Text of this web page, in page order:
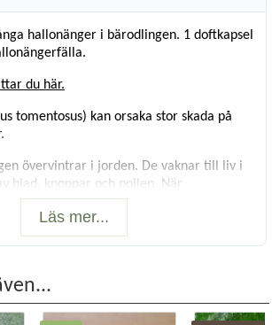
hallonänger i bärodlingen. 1 doftkapsel
du här.
tomentosus) kan orsaka stor skada på
övervintrar i jorden. De vaknar till liv i
blad, knoppar och pollen. När
till 12-15 grader börjar de lägga ägg i
kläcker och lever av de mogna bären. Den
och det är svårt att upptäcka den
locka till sig hallonänger.
”vingar”, vilka ska efterlikna
Läs mer...